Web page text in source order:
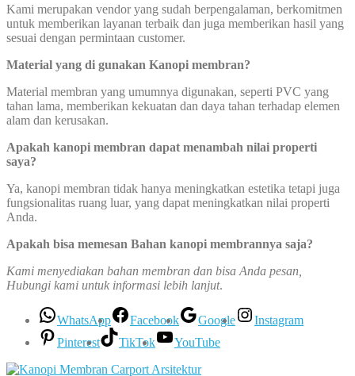
Kami merupakan vendor yang sudah berpengalaman, berkomitmen
untuk memberikan layanan terbaik dan juga memberikan hasil yang
sesuai dengan permintaan customer.
Material yang di gunakan Kanopi membran?
Material membran yang umumnya digunakan, seperti PVC yang
tahan lama, memberikan kekuatan dan daya tahan terhadap elemen
alam dan kerusakan.
Apakah kanopi membran dapat menambah nilai properti
saya?
Ya, kanopi membran tidak hanya meningkatkan estetika tetapi juga
fungsionalitas ruang luar, yang dapat meningkatkan nilai properti
Anda.
Apakah bisa memesan Bahan kanopi membrannya saja?
Kami menyediakan bahan membran dan bisa Anda pesan,
Hubungi kami untuk informasi lebih lanjut.
WhatsApp Facebook Google
Instagram
Pinterest
TikTok YouTube